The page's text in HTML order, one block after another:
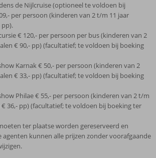
de Nijlcruise (optioneel te voldoen bij
per persoon (kinderen van 2 t/m 11 jaar
pp).
€ 120,- per persoon per bus (kinderen van 2
€ 90,- pp) (facultatief; te voldoen bij boeking
Karnak € 50,- per persoon (kinderen van 2
€ 33,- pp) (facultatief; te voldoen bij boeking
Philae € 55,- per persoon (kinderen van 2 t/m
€ 36,- pp) (facultatief; te voldoen bij boeking ter
ter plaatse worden gereserveerd en
agenten kunnen alle prijzen zonder voorafgaande